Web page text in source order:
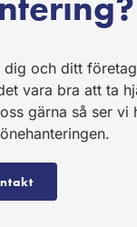
och ditt
vara bra att ta
gärna så ser vi